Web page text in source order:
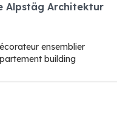
Alpstäg Architektur
ensemblier
building